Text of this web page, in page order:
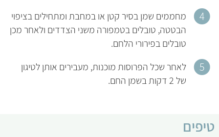
מחממים שמן בסיר קטן או במחבת ומתחילים בציפוי
הבטטה, טובלים בטמפורה משני הצדדים ולאחר מכן
טובלים בפירורי הלחם.
לאחר שכל הפרוסות מוכנות, מעבירים אותן לטיגון
של 2 דקות בשמן החם.
טיפים